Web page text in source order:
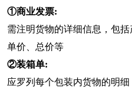
①商业发票:
需注明货物的详细信息，包括
单价、总价等
②装箱单:
应罗列每个包装内货物的明